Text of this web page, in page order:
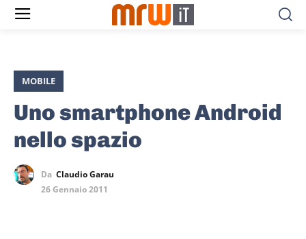
MOBILE
Uno smartphone Android
nello spazio
Da Claudio Garau
26 Gennaio 2011